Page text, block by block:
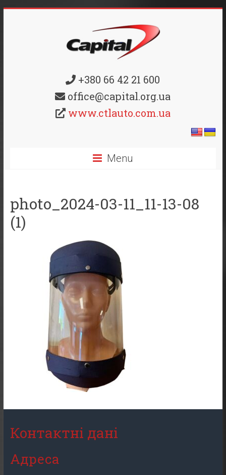
+380 66 42 21 600
office@capital.org.ua
www.ctlauto.com.ua
Menu
photo_2024-03-11_11-13-08
(1)
Контактні дані
Адреса